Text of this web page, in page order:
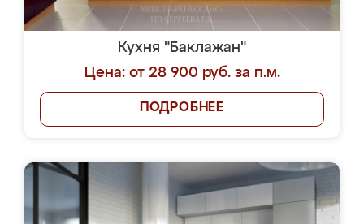
Кухня "Баклажан"
Цена: от 28 900 руб. за п.м.
ПОДРОБНЕЕ